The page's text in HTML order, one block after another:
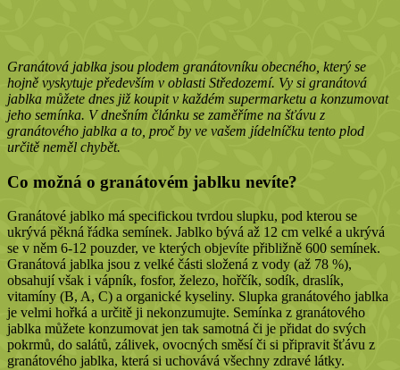
Granátová jablka jsou plodem granátovníku obecného, který se
hojně vyskytuje především v oblasti Středozemí. Vy si granátová
jablka můžete dnes již koupit v každém supermarketu a konzumovat
jeho semínka. V dnešním článku se zaměříme na šťávu z
granátového jablka a to, proč by ve vašem jídelníčku tento plod
určitě neměl chybět.
Co možná o granátovém jablku nevíte?
Granátové jablko má specifickou tvrdou slupku, pod kterou se
ukrývá pěkná řádka semínek. Jablko bývá až 12 cm velké a ukrývá
se v něm 6-12 pouzder, ve kterých objevíte přibližně 600 semínek.
Granátová jablka jsou z velké části složená z vody (až 78 %),
obsahují však i vápník, fosfor, železo, hořčík, sodík, draslík,
vitamíny (B, A, C) a organické kyseliny. Slupka granátového jablka
je velmi hořká a určitě ji nekonzumujte. Semínka z granátového
jablka můžete konzumovat jen tak samotná či je přidat do svých
pokrmů, do salátů, zálivek, ovocných směsí či si připravit šťávu z
granátového jablka, která si uchovává všechny zdravé látky.